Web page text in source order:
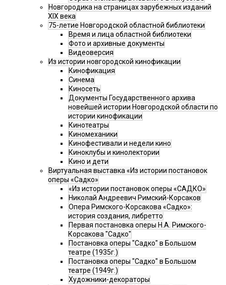
Новгородика на страницах зарубежных изданий
XIX века
75-летие Новгородской областной библиотеки
Время и лица областной библиотеки
Фото и архивные документы
Видеоверсия
Из истории новгородской кинофикации
Кинофикация
Синема
Киносеть
Документы Государственного архива
новейшей истории Новгородской области по
истории кинофикации
Кинотеатры
Киномеханики
Кинофестивали и недели кино
Киноклубы и кинолектории
Кино и дети
Виртуальная выставка «Из истории постановок
оперы «Садко»
«Из истории постановок оперы «САДКО»
Николай Андреевич Римский-Корсаков
Опера Римского-Корсакова «Садко»:
история создания, либретто
Первая постановка оперы Н.А. Римского-
Корсакова "Садко"
Постановка оперы "Садко" в Большом
театре (1935г.)
Постановка оперы "Садко" в Большом
театре (1949г.)
Художники-декораторы